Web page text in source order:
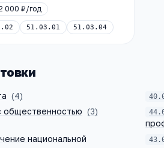
000 ₽/год
51.03.01 51.03.04
(4)
общественностью (3)
национальной